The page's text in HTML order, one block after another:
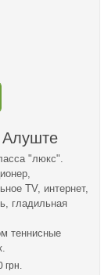
Алуште
"люкс".
TV, интернет,
гладильная
теннисные
грн.